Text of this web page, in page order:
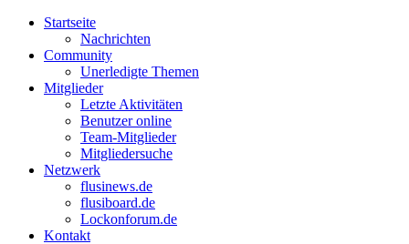
Startseite
Nachrichten
Community
Unerledigte Themen
Mitglieder
Letzte Aktivitäten
Benutzer online
Team-Mitglieder
Mitgliedersuche
Netzwerk
flusinews.de
flusiboard.de
Lockonforum.de
Kontakt